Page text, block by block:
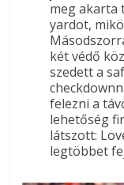
meg akarta
yardot,
két védő
szedett a
felezni a
lehetőség
látszott:
legtöbbet